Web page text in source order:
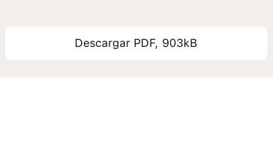
Descargar PDF, 903kB